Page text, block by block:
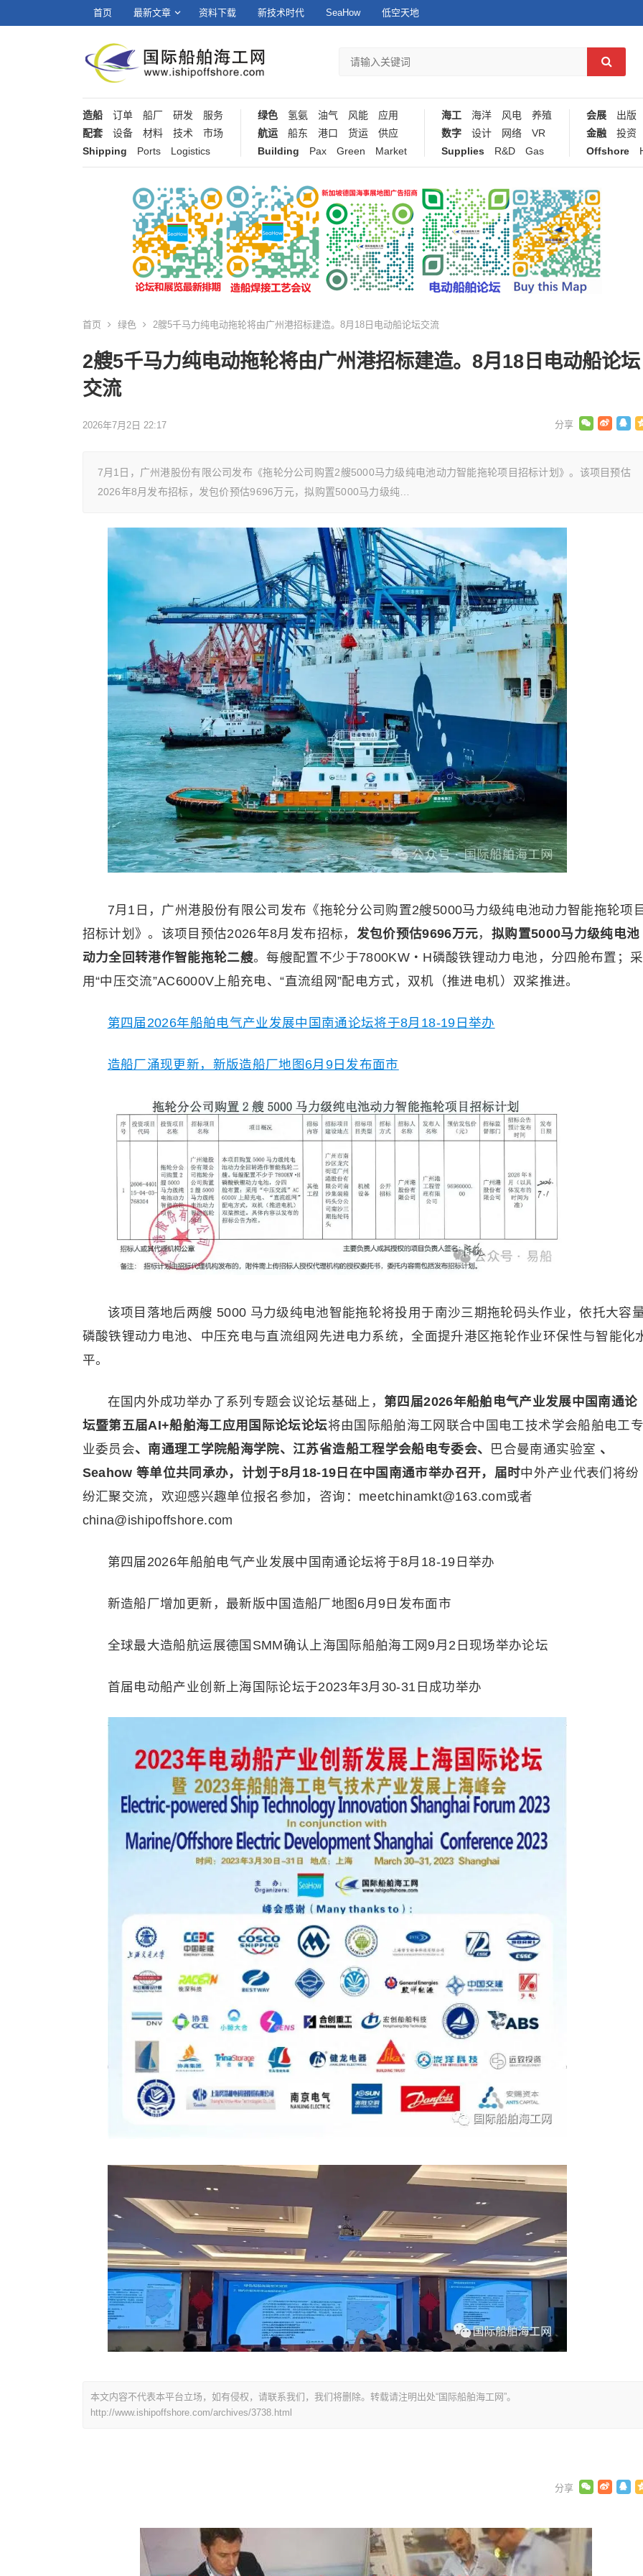
首页 最新文章 资料下载 新技术时代 SeaHow 低空天地
造船 订单 船厂 研发
服务
配套
设备 材料 技术
市场
Shipping
Ports Logistics
绿色 氢氨 油气 风能
应用
航运
船东 港口 货运
供应
Building
Pax Green Market
海工 海洋 风电
养殖
数字
设计 网络
VR
Supplies
R&D Gas
会展 出版
金融
投资
Offshore
首页 绿色 2艘5千马力纯电动拖轮将由广州港招标建造。8月18日电动船论坛交流
2艘5千马力纯电动拖轮将由广州港招标建造。8月18日电动船论坛
交流
2026年7月2日 22:17
7月1日，广州港股份有限公司发布《拖轮分公司购置2艘5000马力级纯电池动力智能拖轮项目招标计划》。该项目预估
2026年8月发布招标，发包价预估9696万元，拟购置5000马力级纯…
7月1日，广州港股份有限公司发布《拖轮分公司购置2艘5000马力级纯电池动力智能拖轮项目
招标计划》。该项目预估2026年8月发布招标， 发包价预估9696万元， 拟购置5000马力级纯电池
动力全回转港作智能拖轮二艘。每艘配置不少于7800KW・H磷酸铁锂动力电池，分四舱布置；采
用“中压交流”AC6000V上船充电、“直流组网”配电方式，双机（推进电机）双桨推进。
第四届2026年船舶电气产业发展中国南通论坛将于8月18-19日举办
造船厂涌现更新，新版造船厂地图6月9日发布面市
该项目落地后两艘 5000 马力级纯电池智能拖轮将投用于南沙三期拖轮码头作业，依托大容
磷酸铁锂动力电池、中压充电与直流组网先进电力系统，全面提升港区拖轮作业环保性与智能化
平。
在国内外成功举办了系列专题会议论坛基础上，第四届2026年船舶电气产业发展中国南通论
坛暨第五届AI+船舶海工应用国际论坛论坛将由国际船舶海工网联合中国电工技术学会船舶电工专
业委员会、南通理工学院船海学院、江苏省造船工程学会船电专委会、 巴合曼南通实验室 、
Seahow 等单位共同承办，计划于8月18-19日 在中国南通市举办召开，届时中外产业代表们将纷
纷汇聚交流，欢迎感兴趣单位报名参加，咨询：meetchinamkt@163.com或者
china@ishipoffshore.com
第四届2026年船舶电气产业发展中国南通论坛将于8月18-19日举办
新造船厂增加更新，最新版中国造船厂地图6月9日发布面市
全球最大造船航运展德国SMM确认上海国际船舶海工网9月2日现场举办论坛
首届电动船产业创新上海国际论坛于2023年3月30-31日成功举办
本文内容不代表本平台立场，如有侵权，请联系我们，我们将删除。转载请注明出处“国际船舶海工网”。
http://www.ishipoffshore.com/archives/3738.html